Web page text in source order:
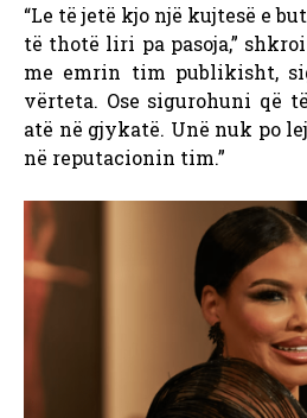
“Le të jetë kjo një kujtesë e
të thotë liri pa pasoja,”
me emrin tim publikisht,
vërteta. Ose sigurohuni që
atë në gjykatë. Unë nuk po
në reputacionin tim.”